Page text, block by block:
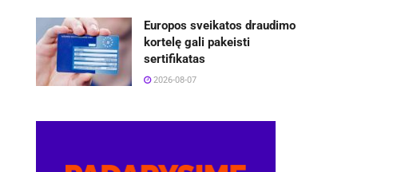
Europos sveikatos draudimo
kortelę gali pakeisti
sertifikatas
2026-08-07